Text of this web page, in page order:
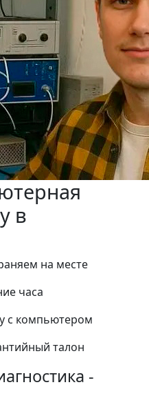
в
на месте
часа
с компьютером
талон
-